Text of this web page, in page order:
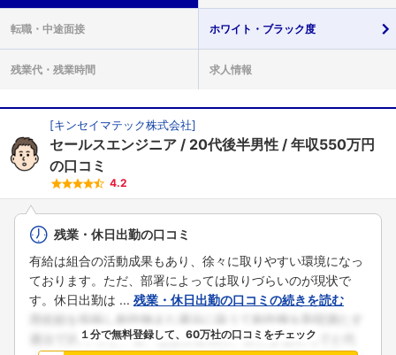
転職・ 中途面接 ホワイト・ ブラック度
残業代・ 残業時間 求人情報
[キンセイマテック株式会社]
セールスエンジニア 20代後半男性
年収550万円
の口コミ
4.2
残業・休日出勤の口コミ
有給は組合の活動成果もあり、徐々に取りやすい環境になっ
ております。ただ、部署によっては取りづらいのが現状で
す。休日出勤は ... 残業・休日出勤の口コミの続きを読む
１分で無料登録して、60万社の口コミをチェック